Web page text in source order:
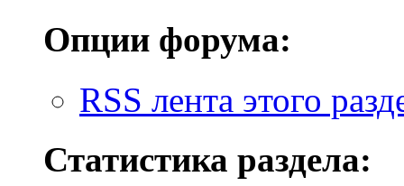
Опции форума:
RSS лента этого
Статистика раздела: